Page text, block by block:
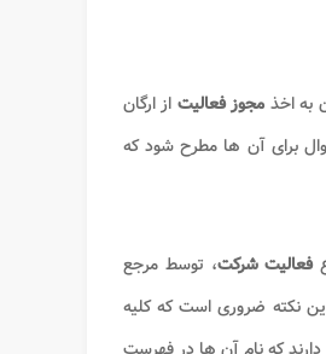
به اخذ مجوز فعالیت از ارگان
برای آن ها مطرح شود که
فعالیت شرکت، توسط مرجع
نکته ضروری است که کلیه